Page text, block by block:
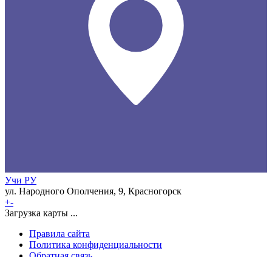
Учи РУ
ул. Народного Ополчения, 9, Красногорск
+-
Загрузка карты ...
Правила сайта
Политика конфиденциальности